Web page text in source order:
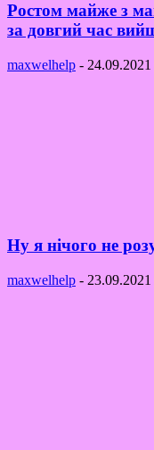
Ростом майже з
за довгий час
maxwelhelp - 24.09.2021
Ну я нічого не
maxwelhelp - 23.09.2021